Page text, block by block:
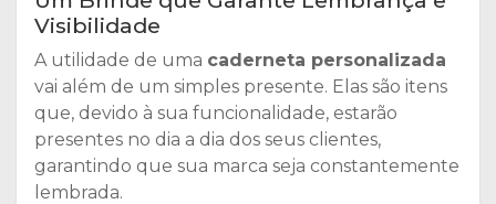
Visibilidade
A utilidade de uma caderneta personalizada
vai além de um simples presente. Elas são itens
que, devido à sua funcionalidade, estarão
presentes no dia a dia dos seus clientes,
garantindo que sua marca seja constantemente
lembrada.